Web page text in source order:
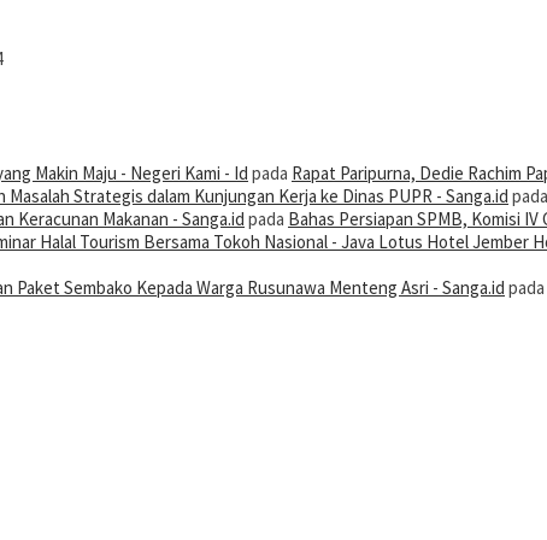
Makin Maju - Negeri Kami - Id pada Rapat Paripurna, Dedie Rachim
Strategis dalam Kunjungan Kerja ke Dinas PUPR - Sanga.id pada
Keracunan Makanan - Sanga.id pada Bahas Persiapan SPMB, Komisi
Halal Tourism Bersama Tokoh Nasional - Java Lotus Hotel Jember
Paket Sembako Kepada Warga Rusunawa Menteng Asri - Sanga.id pada